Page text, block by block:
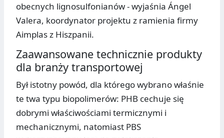
obecnych lignosulfonianów - wyjaśnia Ángel
Valera, koordynator projektu z ramienia firmy
Aimplas z Hiszpanii.
Zaawansowane technicznie produkty
dla branży transportowej
Był istotny powód, dla którego wybrano właśnie
te twa typu biopolimerów: PHB cechuje się
dobrymi właściwościami termicznymi i
mechanicznymi, natomiast PBS